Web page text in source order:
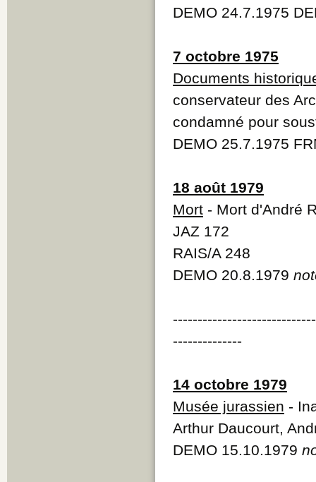
DEMO 24.7.1975
7 octobre 1975
Documents
conservateur des
condamné pour
DEMO 25.7.1975
18 août 1979
Mort - Mort d'André
JAZ 172
RAIS/A 248
DEMO 20.8.1979
--------------
14 octobre 1979
Musée jurassien -
Arthur Daucourt,
DEMO 15.10.1979